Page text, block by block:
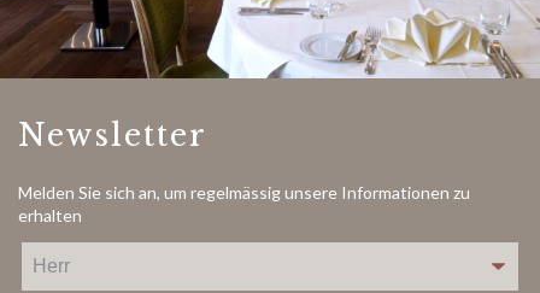
Newsletter
Melden Sie sich an, um regelmässig unsere Informationen zu
erhalten